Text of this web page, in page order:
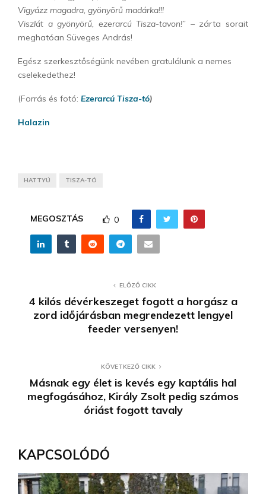
Vigyázz magadra, gyönyörű madárka!!!
Viszlát a gyönyörű, ezerarcú Tisza-tavon!” – zárta sorait
meghatóan Süveges András!
Egész szerkesztőségünk nevében gratulálunk a nemes
cselekedethez!
(Forrás és fotó: Ezerarcú Tisza-tó)
Halazin
HATTYÚ TISZA-TÓ
MEGOSZTÁS 0
ELŐZŐ CIKK
4 kilós dévérkeszeget fogott a horgász a
zord időjárásban megrendezett lengyel
feeder versenyen!
KÖVETKEZŐ CIKK
Másnak egy élet is kevés egy kaptális hal
megfogásához, Király Zsolt pedig számos
óriást fogott tavaly
KAPCSOLÓDÓ